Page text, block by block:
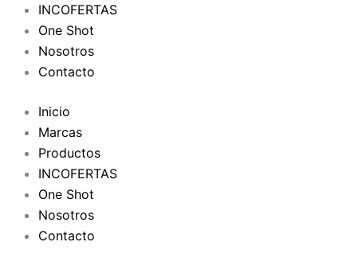
INCOFERTAS
One Shot
Nosotros
Contacto
Inicio
Marcas
Productos
INCOFERTAS
One Shot
Nosotros
Contacto